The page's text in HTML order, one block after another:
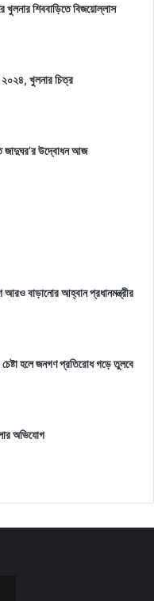
খুলনার শিববাড়িতে বিজয়োল্লাস
খুলনার চিত্র
জাদুঘর’র উদ্বোধন আজ
আরও বাড়ানোর আহ্বান প্রধানমন্ত্রীর
চেষ্টা হলে জনগণ প্রতিরোধ গড়ে তুলবে
অভিযোগ